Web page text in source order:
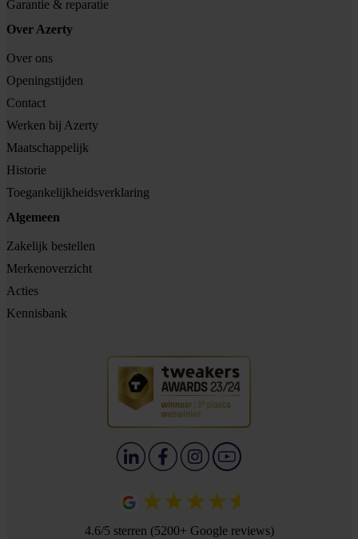
Garantie & reparatie
Over Azerty
Over ons
Openingstijden
Contact
Werken bij Azerty
Maatschappelijk
Historie
Toegankelijkheidsverklaring
Algemeen
Zakelijk bestellen
Merkenoverzicht
Acties
Kennisbank
4.6/5 sterren (5200+ Google reviews)